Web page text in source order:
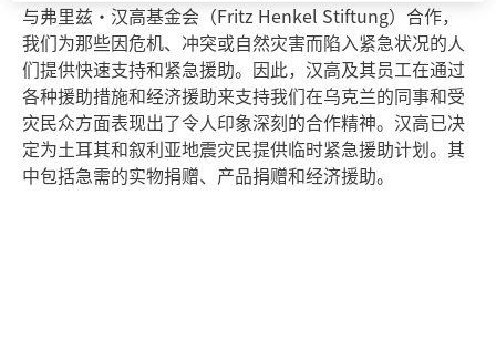
与弗里兹·汉高基金会（Fritz Henkel Stiftung）合作，
我们为那些因危机、冲突或自然灾害而陷入紧急状况的人
们提供快速支持和紧急援助。因此，汉高及其员工在通过
各种援助措施和经济援助来支持我们在乌克兰的同事和受
灾民众方面表现出了令人印象深刻的合作精神。汉高已决
定为土耳其和叙利亚地震灾民提供临时紧急援助计划。其
中包括急需的实物捐赠、产品捐赠和经济援助。